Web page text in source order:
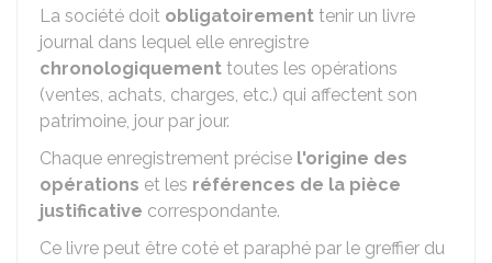
La société doit obligatoirement tenir un livre
journal dans lequel elle enregistre
chronologiquement toutes les opérations
(ventes, achats, charges, etc.) qui affectent son
patrimoine, jour par jour.
Chaque enregistrement précise l'origine des
opérations et les références de la pièce
justificative correspondante.
Ce livre peut être coté et paraphé par le greffier du